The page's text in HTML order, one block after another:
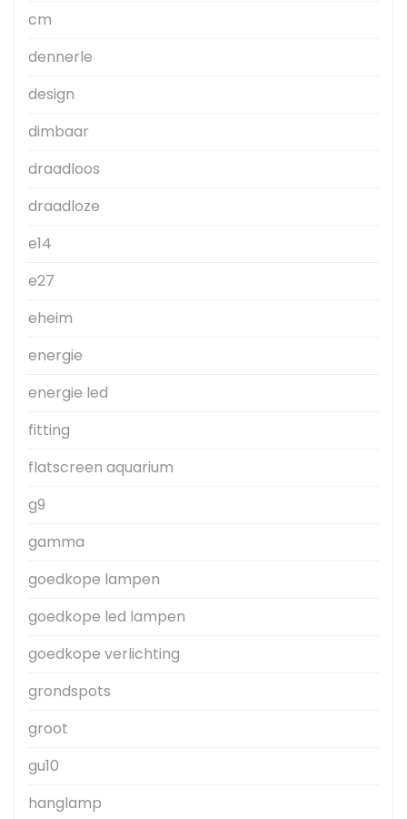
cm
dennerle
design
dimbaar
draadloos
draadloze
e14
e27
eheim
energie
energie led
fitting
flatscreen aquarium
g9
gamma
goedkope lampen
goedkope led lampen
goedkope verlichting
grondspots
groot
gu10
hanglamp